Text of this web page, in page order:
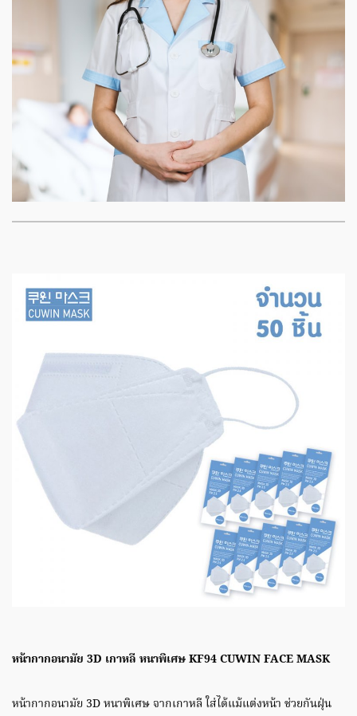
หน้ากากอนามัย 3D เกาหลี หนาพิเศษ KF94 CUWIN FACE MASK
หน้ากากอนามัย 3D หนาพิเศษ จากเกาหลี ใส่ได้แม้แต่งหน้า ช่วยกันฝุ่น